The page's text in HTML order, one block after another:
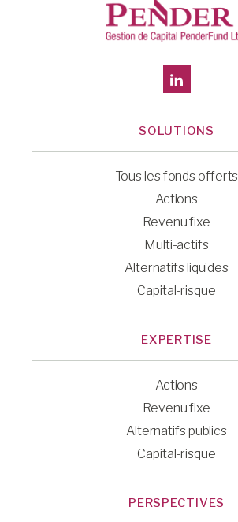
SOLUTIONS
Tous les fonds offerts
Actions
Revenu fixe
Multi-actifs
Alternatifs liquides
Capital-risque
EXPERTISE
Actions
Revenu fixe
Alternatifs publics
Capital-risque
PERSPECTIVES